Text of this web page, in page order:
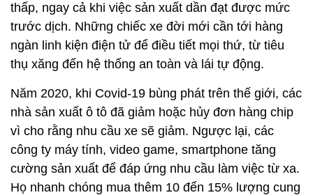
thấp, ngay cả khi việc sản xuất dần đạt được mức
trước dịch. Những chiếc xe đời mới cần tới hàng
ngàn linh kiện điện tử để điều tiết mọi thứ, từ tiêu
thụ xăng đến hệ thống an toàn và lái tự động.
Năm 2020, khi Covid-19 bùng phát trên thế giới, các
nhà sản xuất ô tô đã giảm hoặc hủy đơn hàng chip
vì cho rằng nhu cầu xe sẽ giảm. Ngược lại, các
công ty máy tính, video game, smartphone tăng
cường sản xuất để đáp ứng nhu cầu làm việc từ xa.
Họ nhanh chóng mua thêm 10 đến 15% lượng cung